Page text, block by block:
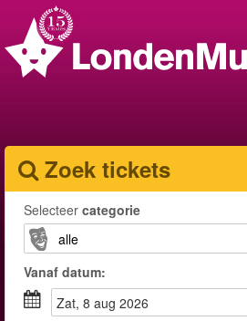
Zoek tickets
Selecteer categorie
Vanaf datum:
zat, 8 aug 2026